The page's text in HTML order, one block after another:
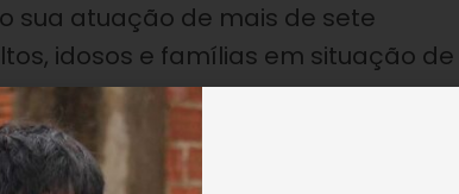
sua atuação de mais de sete
idosos e famílias em situação de
vidas por meio de gestos